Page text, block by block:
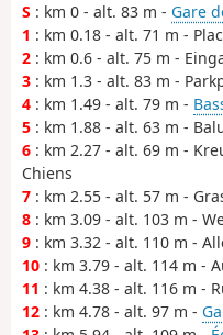
S : km 0 - alt. 83 m - Gare
1 : km 0.18 - alt. 71 m -
2 : km 0.6 - alt. 75 m -
3 : km 1.3 - alt. 83 m -
4 : km 1.49 - alt. 79 m -
5 : km 1.88 - alt. 63 m -
6 : km 2.27 - alt. 69 m -
Chiens
7 : km 2.55 - alt. 57 m -
8 : km 3.09 - alt. 103 m -
9 : km 3.32 - alt. 110 m -
10 : km 3.79 - alt. 114 m -
11 : km 4.38 - alt. 116 m -
12 : km 4.78 - alt. 97 m -